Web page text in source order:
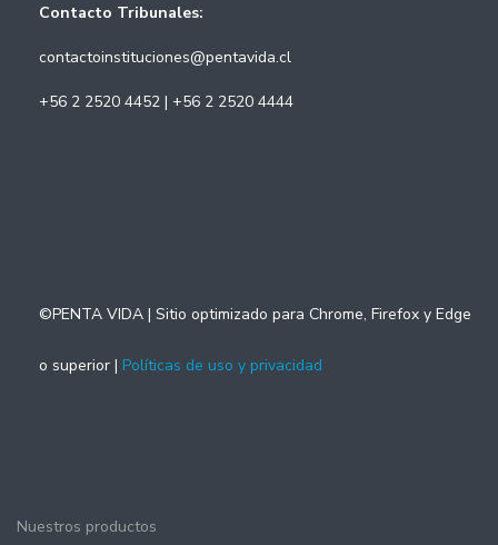
Contacto Tribunales:
contactoinstituciones@pentavida.cl
+56 2 2520 4452 | +56 2 2520 4444
©PENTA VIDA | Sitio optimizado para Chrome, Firefox y Edge
o superior | Políticas de uso y privacidad
Nuestros productos